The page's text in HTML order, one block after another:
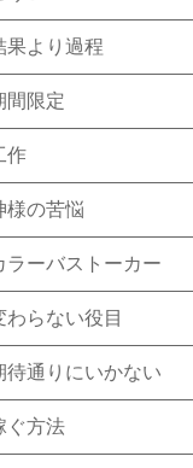
果より過程
間限定
作
様の苦悩
ラーバストーカー
わらない役目
待通りにいかない
ぐ方法